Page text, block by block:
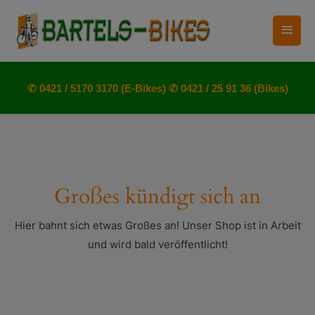
Inhalt
springen
✆ 0421 / 5170 3170 (E-Bikes) ✆ 0421 / 25 91 36 (Bikes)
Großes kündigt sich an
Hier bahnt sich etwas Großes an! Unser Shop ist in Arbeit
und wird bald veröffentlicht!